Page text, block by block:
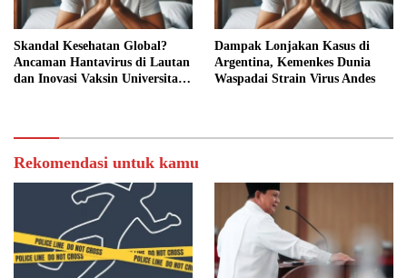
Skandal Kesehatan Global?
Ancaman Hantavirus di Lautan
dan Inovasi Vaksin Universitas
Dampak Lonjakan Kasus di
Argentina, Kemenkes Dunia
Waspadai Strain Virus Andes
Rekomendasi untuk kamu